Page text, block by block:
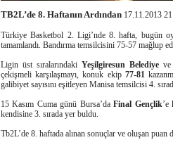
TB2L’de 8. Haftanın Ardından 17.11.2013
Türkiye Basketbol 2. Ligi’nde 8. hafta, bugün
tamamlandı. Bandırma temsilcisini 75-57 mağlup
Ligin üst sıralarındaki Yeşilgiresun Belediye ve
çekişmeli karşılaşmayı, konuk ekip 77-81
galibiyet sayısını eşitleyen Manisa temsilcisi 4.
15 Kasım Cuma günü Bursa’daFinal Gençlik
kendisine 3. sırada yer buldu.
Tb2L’de 8. haftada alınan sonuçlar ve oluşan puan